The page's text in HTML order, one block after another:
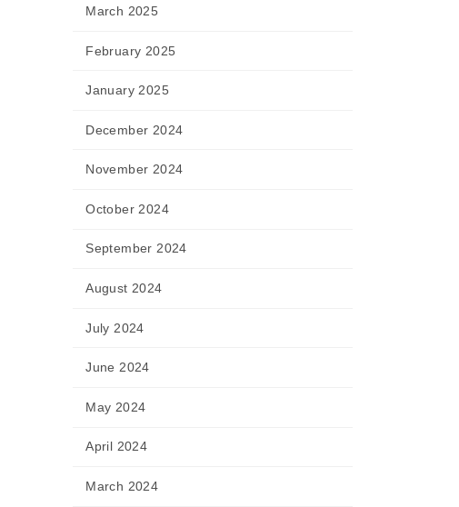
March 2025
February 2025
January 2025
December 2024
November 2024
October 2024
September 2024
August 2024
July 2024
June 2024
May 2024
April 2024
March 2024